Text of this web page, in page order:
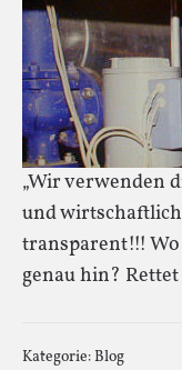
„Wir verwenden
und
transparent!!!
genau hin?
Kategorie:Blog